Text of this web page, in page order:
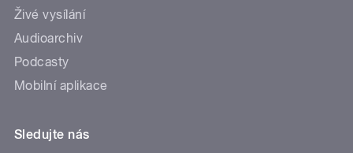
Živé vysílání
Audioarchiv
Podcasty
Mobilní aplikace
Sledujte nás